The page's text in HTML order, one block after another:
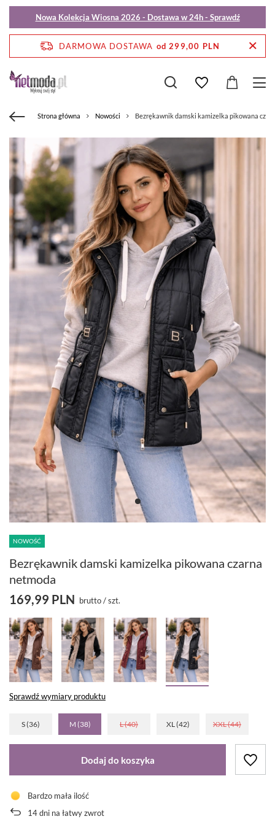
Nowa Kolekcja Wiosna 2026 - Dostawa w 24h - Sprawdź
DARMOWA DOSTAWA od 299,00 PLN
Strona główna Nowości Bezrękawnik damski kamizelka pikowana
NOWOŚĆ
Bezrękawnik damski kamizelka pikowana czarna
netmoda
169,99 PLN brutto/szt.
Sprawdź wymiary produktu
S (36) M (38) L (40) XL (42) XXL (44)
Dodaj do koszyka
Bardzo mała ilość
14dni na łatwy zwrot